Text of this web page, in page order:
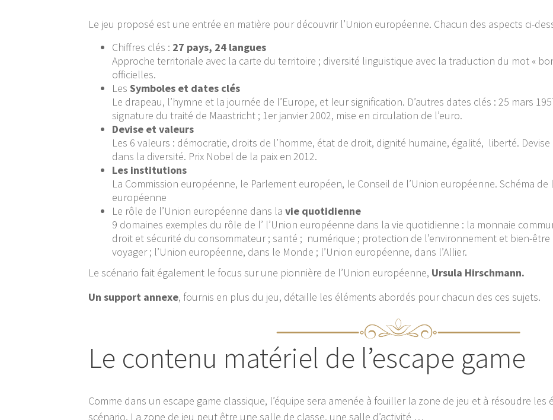
Le jeu proposé est une entrée en matière pour découvrir l’Union européenne. Chacun des aspects ci-
Chiffres clés : 27 pays, 24 langues
Approche territoriale avec la carte du territoire ; diversité linguistique avec la traduction du mot «
officielles.
LesSymboles et dates clés
Le drapeau, l’hymne et la journée de l’Europe, et leur signification. D’autres dates clés : 25 mars
signature du traité de Maastricht ; 1er janvier 2002, mise en circulation de l’euro.
Devise et valeurs
Les 6 valeurs : démocratie, droits de l’homme, état de droit, dignité humaine, égalité, liberté.
dans la diversité. Prix Nobel de la paix en 2012.
Les institutions
La Commission européenne, le Parlement européen, le Conseil de l’Union européenne. Schéma
européenne
Le rôle de l’Union européenne dans lavie quotidienne
9 domaines exemples du rôle de l’ l’Union européenne dans la vie quotidienne : la monnaie
droit et sécurité du consommateur ; santé ; numérique ; protection de l’environnement et bien-être
voyager ; l’Union européenne, dans le Monde ; l’Union européenne, dans l’Allier.
Le scénario fait également le focus sur une pionnière de l’Union européenne, Ursula Hirschmann.
Un support annexe, fournis en plus du jeu, détaille les éléments abordés pour chacun des ces sujets.
Le contenu matériel de l’escape game
Comme dans un escape game classique, l’équipe sera amenée à fouiller la zone de jeu et à résoudre les
scénario. La zone de jeu peut être une salle de classe, une salle d’activité …